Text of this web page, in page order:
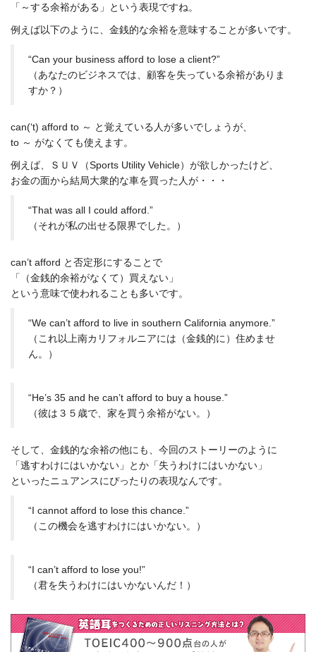
「～する余裕がある」という表現ですね。
例えば以下のように、金銭的な余裕を意味することが多いです。
“Can your business afford to lose a client?”
（あなたのビジネスでは、顧客を失っている余裕がありま
すか？）
can(‘t) afford to ～ と覚えている人が多いでしょうが、
to ～ がなくても使えます。
例えば、ＳＵＶ（Sports Utility Vehicle）が欲しかったけど、
お金の面から結局大衆的な車を買った人が・・・
“That was all I could afford.”
（それが私の出せる限界でした。）
can’t afford と否定形にすることで
「（金銭的余裕がなくて）買えない」
という意味で使われることも多いです。
“We can’t afford to live in southern California anymore.”
（これ以上南カリフォルニアには（金銭的に）住めませ
ん。）
“He’s 35 and he can’t afford to buy a house.”
（彼は３５歳で、家を買う余裕がない。）
そして、金銭的な余裕の他にも、今回のストーリーのように
「逃すわけにはいかない」とか「失うわけにはいかない」
といったニュアンスにぴったりの表現なんです。
“I cannot afford to lose this chance.”
（この機会を逃すわけにはいかない。）
“I can’t afford to lose you!”
（君を失うわけにはいかないんだ！）